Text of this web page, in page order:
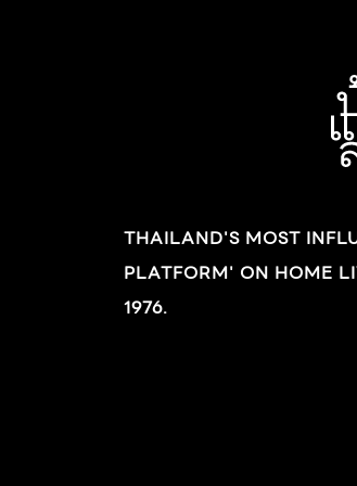
THAILAND'S MOST
PLATFORM' ON HOME
1976.